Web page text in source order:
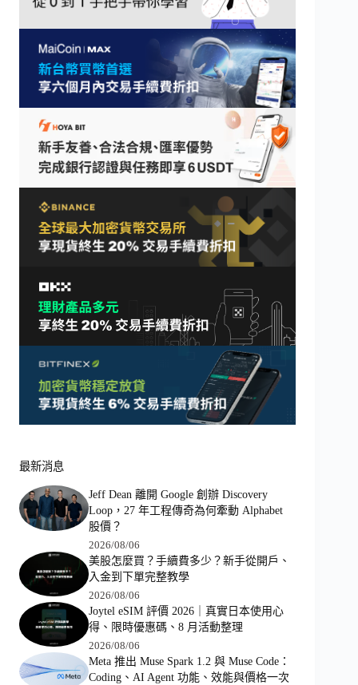
最新消息
Jeff Dean 離開 Google 創辦 Discovery
Loop，27 年工程傳奇為何牽動 Alphabet
股價？
2026/08/06
美股怎麼買？手續費多少？新手從開戶、
入金到下單完整教學
2026/08/06
Joytel eSIM 評價 2026｜真實日本使用心
得、限時優惠碼、8 月活動整理
2026/08/06
Meta 推出 Muse Spark 1.2 與 Muse Code：
Coding、AI Agent 功能、效能與價格一次